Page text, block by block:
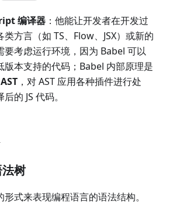
编译器 ：他能让开发者在开发过
方言（如 TS、Flow、JSX）或新的
要考虑运行环境，因为 Babel 可以
版本支持的代码；Babel 内部原理是
AST ，对 AST 应用各种插件进行处
的 JS 代码。
树
形式来表现编程语言的语法结构。